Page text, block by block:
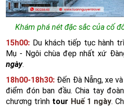
Khám phá nét đặc sắc của cố
15h00: Du khách tiếp tục hành
Mụ - Ngôi chùa đẹp nhất xứ
ngày.
18h00-18h30: Đến Đà Nẵng, xe
điểm đón ban đầu. Chia tay
chương trình tour Huế 1 ngày.